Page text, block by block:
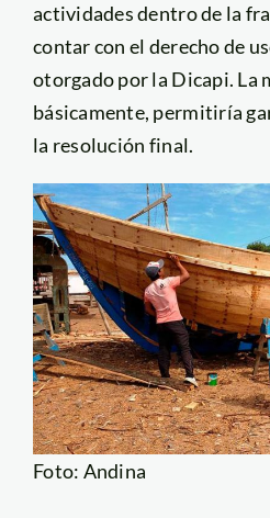
actividades dentro de la
contar con el derecho de
otorgado por la Dicapi. La
básicamente, permitiría
la resolución final.
Foto: Andina